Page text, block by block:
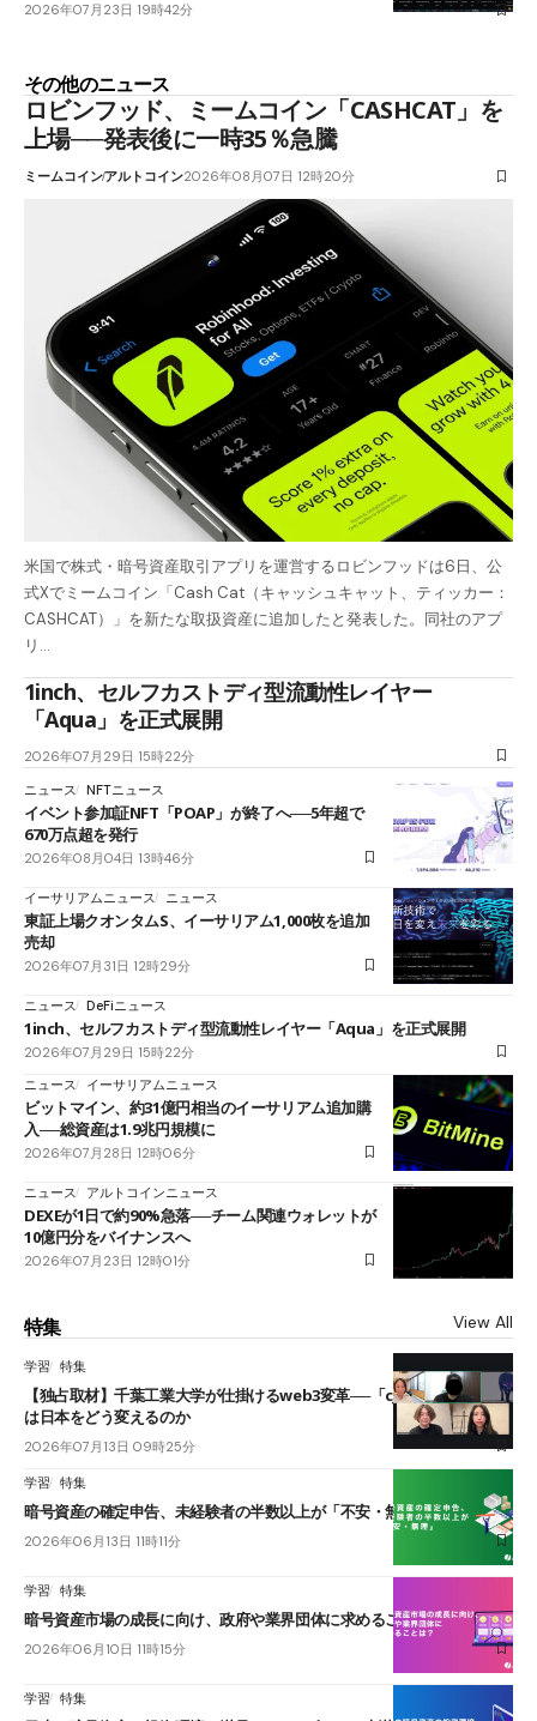
2026年07月23日 19時42分
その他のニュース
ロビンフッド、ミームコイン「CASHCAT」を
上場──発表後に一時35％急騰
ミームコインアルトコイン2026年08月07日 12時20分
米国で株式・暗号資産取引アプリを運営するロビンフッドは6日、公
式Xでミームコイン「Cash Cat（キャッシュキャット、ティッカー：
CASHCAT）」を新たな取扱資産に追加したと発表した。同社のアプ
リ…
1inch、セルフカストディ型流動性レイヤー
「Aqua」を正式展開
2026年07月29日 15時22分
ニュース NFTニュース
イベント参加証NFT「POAP」が終了へ──5年超で
670万点超を発行
2026年08月04日 13時46分
イーサリアムニュース ニュース
東証上場クオンタムS、イーサリアム1,000枚を追加
売却
2026年07月31日 12時29分
ニュース DeFiニュース
1inch、セルフカストディ型流動性レイヤー「Aqua」を正式展開
2026年07月29日 15時22分
ニュース
イーサリアムニュース
ビットマイン、約31億円相当のイーサリアム追加購
入──総資産は1.9兆円規模に
2026年07月28日 12時06分
ニュース アルトコインニュース
DEXEが1日で約90%急落──チーム関連ウォレットが
10億円分をバイナンスへ
2026年07月23日 12時01分
特集 View All
学習 特集
【独占取材】千葉工業大学が仕掛けるweb3変革──「cJPY」とAIの融合
は日本をどう変えるのか
2026年07月13日 09時25分
学習 特集
暗号資産の確定申告、未経験者の半数以上が「不安・無理」
2026年06月13日 11時11分
学習 特集
暗号資産市場の成長に向け、政府や業界団体に求めることは？
2026年06月10日 11時15分
学習 特集